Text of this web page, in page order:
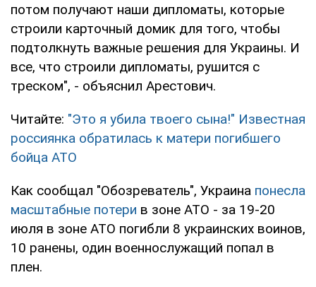
потом получают наши дипломаты, которые
строили карточный домик для того, чтобы
подтолкнуть важные решения для Украины. И
все, что строили дипломаты, рушится с
треском", - объяснил Арестович.
Читайте: "Это я убила твоего сына!" Известная
россиянка обратилась к матери погибшего
бойца АТО
Как сообщал "Обозреватель", Украина понесла
масштабные потери в зоне АТО - за 19-20
июля в зоне АТО погибли 8 украинских воинов,
10 ранены, один военнослужащий попал в
плен.